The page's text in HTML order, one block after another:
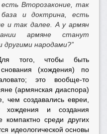
есть Второзаконие, так
база и доктрина, есть
и так далее. А у армян
армяне станут
другими народами?”
того, чтобы быть
(хождения) по
это вообще-то
(армянская диаспора)
чем создавались евреи,
и создания
компактно среди других
идеологической основы